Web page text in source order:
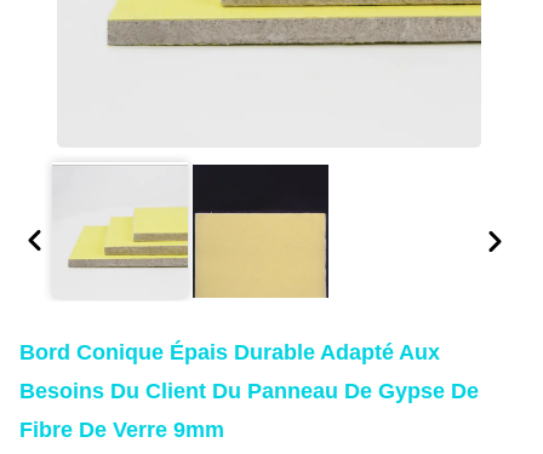
Bord Conique Épais Durable Adapté Aux
Besoins Du Client Du Panneau De Gypse De
Fibre De Verre 9mm